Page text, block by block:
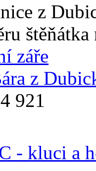
z
záře
z
921
- kluci a